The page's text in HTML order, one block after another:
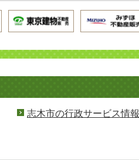
志木市の行政サービス情報